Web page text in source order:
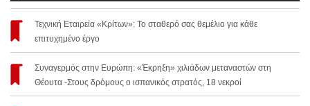
Τεχνική Εταιρεία «Κρίτων»: Το σταθερό σας θεμέλιο για κάθε
επιτυχημένο έργο
Συναγερμός στην Ευρώπη: «Έκρηξη» χιλιάδων μεταναστών στη
Θέουτα -Στους δρόμους ο ισπανικός στρατός, 18 νεκροί